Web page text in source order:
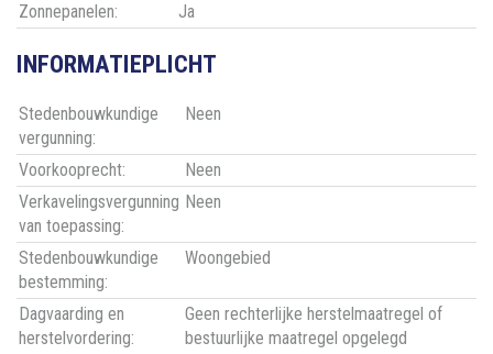
Zonnepanelen:
Ja
INFORMATIEPLICHT
Stedenbouwkundige
vergunning:
Neen
Voorkooprecht:
Neen
Verkavelingsvergunning
van toepassing:
Neen
Stedenbouwkundige
bestemming:
Woongebied
Dagvaarding en
herstelvordering:
Geen rechterlijke herstelmaatregel of
bestuurlijke maatregel opgelegd